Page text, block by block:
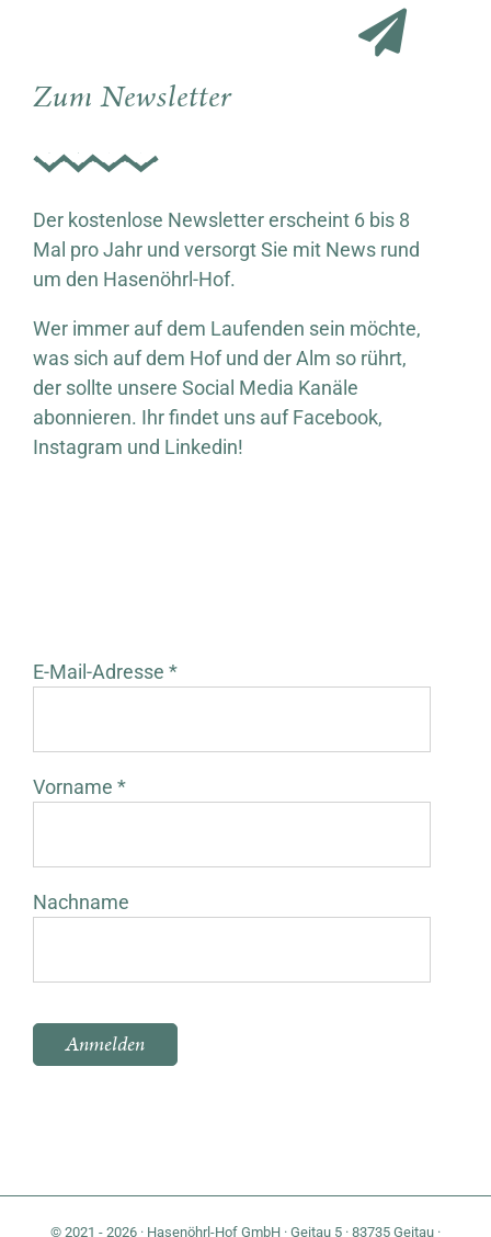
Zum Newsletter
Der kostenlose Newsletter erscheint 6 bis 8
Mal pro Jahr und versorgt Sie mit News rund
um den Hasenöhrl-Hof.
Wer immer auf dem Laufenden sein möchte,
was sich auf dem Hof und der Alm so rührt,
der sollte unsere Social Media Kanäle
abonnieren. Ihr findet uns auf Facebook,
Instagram und Linkedin!
E-Mail-Adresse *
Vorname *
Nachname
Bitte lasse dieses Feld leer.
© 2021 - 2026 · Hasenöhrl-Hof GmbH · Geitau 5 · 83735 Geitau ·